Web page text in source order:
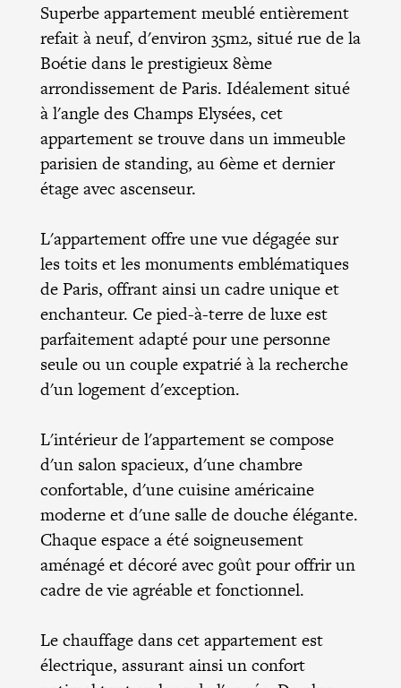
Superbe appartement meublé entièrement
refait à neuf, d'environ 35m2, situé rue de la
Boétie dans le prestigieux 8ème
arrondissement de Paris. Idéalement situé
à l'angle des Champs Elysées, cet
appartement se trouve dans un immeuble
parisien de standing, au 6ème et dernier
étage avec ascenseur.
L'appartement offre une vue dégagée sur
les toits et les monuments emblématiques
de Paris, offrant ainsi un cadre unique et
enchanteur. Ce pied-à-terre de luxe est
parfaitement adapté pour une personne
seule ou un couple expatrié à la recherche
d'un logement d'exception.
L'intérieur de l'appartement se compose
d'un salon spacieux, d'une chambre
confortable, d'une cuisine américaine
moderne et d'une salle de douche élégante.
Chaque espace a été soigneusement
aménagé et décoré avec goût pour offrir un
cadre de vie agréable et fonctionnel.
Le chauffage dans cet appartement est
électrique, assurant ainsi un confort